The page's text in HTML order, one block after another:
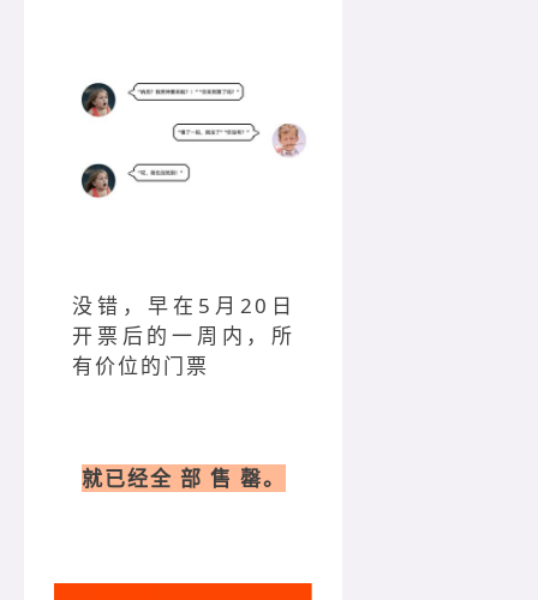
没错，早在5月20日
开票后的一周内，所
有价位的门票
就已经全 部 售 罄。